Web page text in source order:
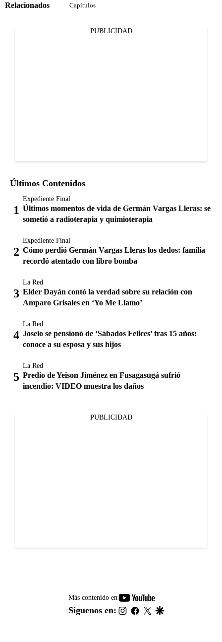
Relacionados Capítulos
PUBLICIDAD
Últimos Contenidos
Expediente Final
Últimos momentos de vida de Germán Vargas Lleras: se
sometió a radioterapia y quimioterapia
Expediente Final
Cómo perdió Germán Vargas Lleras los dedos: familia
recordó atentado con libro bomba
La Red
Elder Dayán contó la verdad sobre su relación con
Amparo Grisales en ‘Yo Me Llamo’
La Red
Joselo se pensionó de ‘Sábados Felices’ tras 15 años:
conoce a su esposa y sus hijos
La Red
Predio de Yeison Jiménez en Fusagasugá sufrió
incendio: VIDEO muestra los daños
PUBLICIDAD
Más contenido en
youtube-
footer
Síguenos en: instagram
facebook
twitter